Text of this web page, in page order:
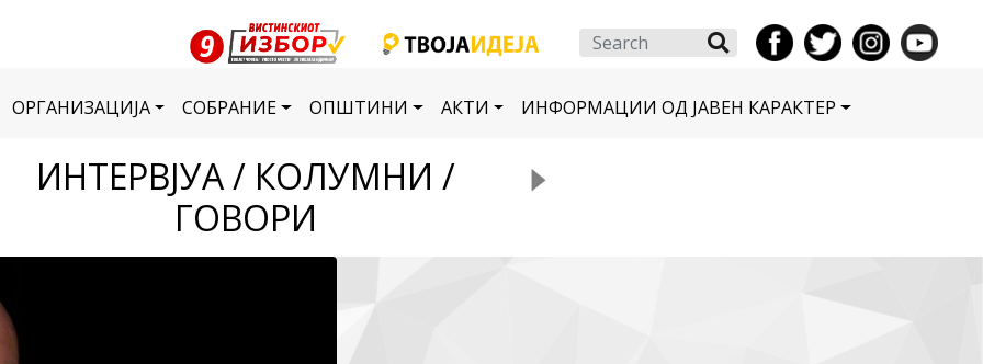
Search
ОРГАНИЗАЦИЈА СОБРАНИЕ ОПШТИНИ АКТИ ИНФОРМАЦИИ ОД ЈАВЕН КАРАКТЕР
ИНТЕРВЈУА / КОЛУМНИ /
ГОВОРИ